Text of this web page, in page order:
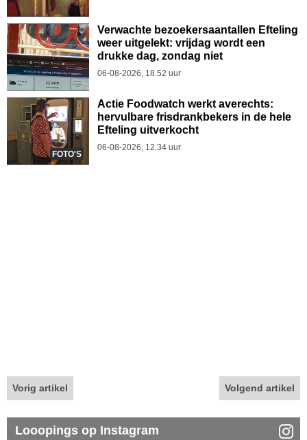
Verwachte bezoekersaantallen Efteling
weer uitgelekt: vrijdag wordt een
drukke dag, zondag niet
06-08-2026, 18.52 uur
FOTO'S
Actie Foodwatch werkt averechts:
hervulbare frisdrankbekers in de hele
Efteling uitverkocht
06-08-2026, 12.34 uur
Vorig artikel Volgend artikel
Looopings op Instagram